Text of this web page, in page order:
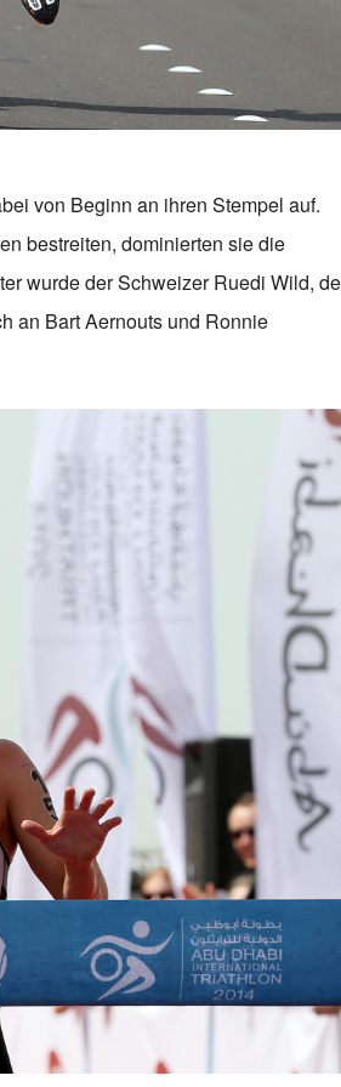
von Beginn an ihren Stempel auf.
bestreiten, dominierten sie die
wurde der Schweizer Ruedi Wild,
an Bart Aernouts und Ronnie